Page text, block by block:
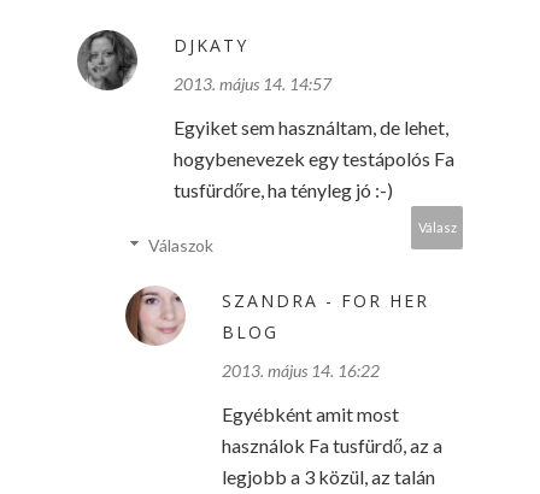
DJKATY
2013. május 14. 14:57
Egyiket sem használtam, de lehet,
hogybenevezek egy testápolós Fa
tusfürdőre, ha tényleg jó :-)
Válasz
Válaszok
SZANDRA - FOR HER
BLOG
2013. május 14. 16:22
Egyébként amit most
használok Fa tusfürdő, az a
legjobb a 3 közül, az talán